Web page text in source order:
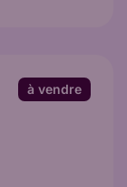
à vendre